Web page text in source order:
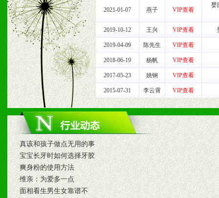
七、招商代理（全国各地）
1、认同我们的经营理念。
2、具备较好商业信誉和资
3、具备区域内良好的终端
4、具备一定业务团队能力
道，医药渠道并为之提供
5、具备较强的市场操作意
2021-01-07 燕子 VIP查看
婴
2019-10-12 王兴 VIP查看
2019-04-09 陈先生 VIP查看
2018-06-19 杨帆 VIP查看
2017-05-23 姚钢 VIP查看
2015-07-31 李云霄 VIP查看
·真该和孩子做点无用的事
·宝宝长牙时如何选择牙胶
·爽身粉的使用方法
·维亲：为爱多一点
·面相看生男生女靠谱不